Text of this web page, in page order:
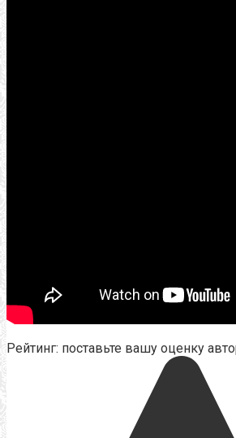
Рейтинг: поставьте вашу оценку